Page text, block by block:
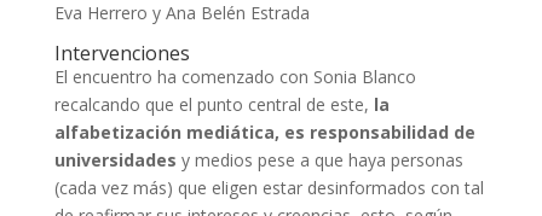
Eva Herrero y Ana Belén Estrada
Intervenciones
El encuentro ha comenzado con Sonia Blanco
recalcando que el punto central de este, la
alfabetización mediática, es responsabilidad de
universidades y medios pese a que haya personas
(cada vez más) que eligen estar desinformados con tal